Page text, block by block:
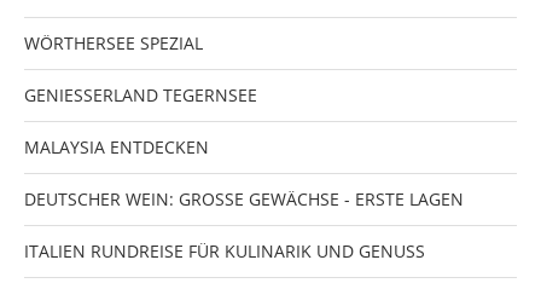
WÖRTHERSEE SPEZIAL
GENIESSERLAND TEGERNSEE
MALAYSIA ENTDECKEN
DEUTSCHER WEIN: GROSSE GEWÄCHSE - ERSTE LAGEN
ITALIEN RUNDREISE FÜR KULINARIK UND GENUSS